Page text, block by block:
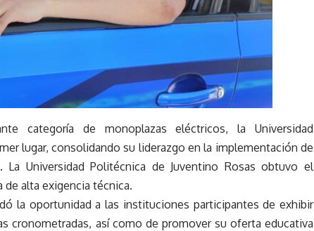
categoría de monoplazas eléctricos, la Universidad
lugar, consolidando su liderazgo en la implementación de
Universidad Politécnica de Juventino Rosas obtuvo el
alta exigencia técnica.
la oportunidad a las instituciones participantes de exhibir
cronometradas, así como de promover su oferta educativa